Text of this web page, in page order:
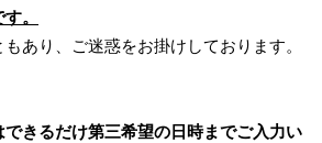
。
あり、ご迷惑をお掛けしております。
きるだけ第三希望の日時までご入力い